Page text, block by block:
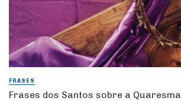
FRASES
Frases dos Santos sobre a Quaresma